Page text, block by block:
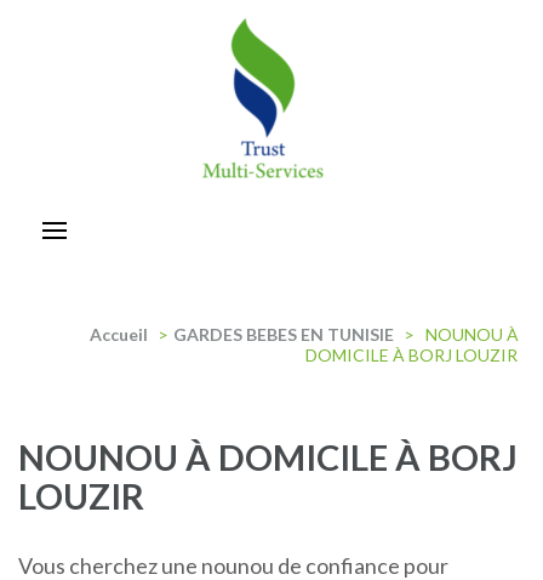
Accueil > GARDES BEBES EN TUNISIE > NOUNOU À
DOMICILE À BORJ LOUZIR
NOUNOU À DOMICILE À BORJ
LOUZIR
Vous cherchez une nounou de confiance pour